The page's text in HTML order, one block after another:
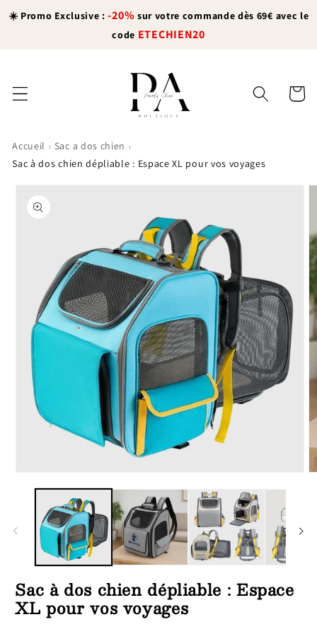
passer
☀️ Promo Exclusive :-20% sur votre commande dès 69€ avec le
code ETECHIEN20
Panier
Accueil › Sac a dos chien ›
Sac à dos chien dépliable : Espace XL pour vos voyages
informations
produits
une
fenêtre
modale
Sac à dos chien dépliable : Espace
XL pour vos voyages